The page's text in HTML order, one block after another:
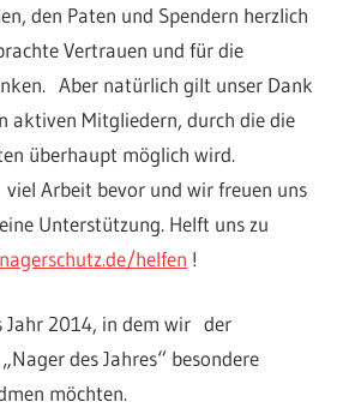
den Paten und Spendern herzlich
Vertrauen und für die
Aber natürlich gilt unser Dank
aktiven Mitgliedern, durch die die
überhaupt möglich wird.
Arbeit bevor und wir freuen uns
Unterstützung. Helft uns zu
helfen !
Jahr 2014, in dem wir der
des Jahres“ besondere
möchten.